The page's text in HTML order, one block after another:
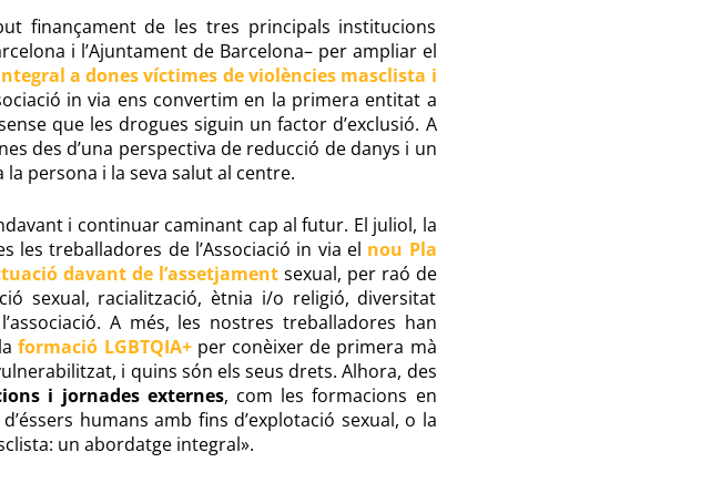
finançament de les tres principals institucions
i l’Ajuntament de Barcelona– per ampliar el
a dones víctimes de violències masclista i
in via ens convertim en la primera entitat a
que les drogues siguin un factor d’exclusió. A
des d’una perspectiva de reducció de danys i un
la persona i la seva salut al centre.
i continuar caminant cap al futur. El juliol, la
les treballadores de l’Associació in via el nou Pla
davant de l’assetjament sexual, per raó de
sexual, racialització, ètnia i/o religió, diversitat
A més, les nostres treballadores han
formació LGBTQIA+per conèixer de primera mà
i quins són els seus drets. Alhora, des
i jornades externes, com les formacions en
d’éssers humans amb fins d’explotació sexual, o la
un abordatge integral».